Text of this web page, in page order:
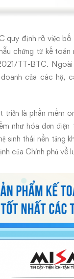
định rõ việc bố
chứng từ kế
TT-BTC. Ngoài
của các hộ,
triển là phần mềm
như hóa đơn
sinh thái nền tảng
của Chính phủ về